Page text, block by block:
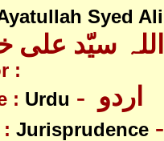
Syed
سیّد علی
:
: Urdu
Jurisprudence